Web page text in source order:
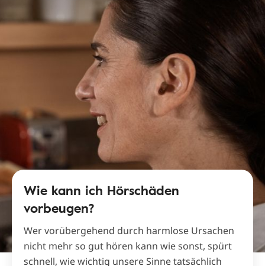
Wie kann ich Hörschäden
vorbeugen?
Wer vorübergehend durch harmlose Ursachen
nicht mehr so gut hören kann wie sonst, spürt
schnell, wie wichtig unsere Sinne tatsächlich